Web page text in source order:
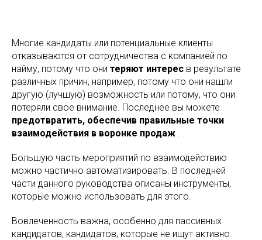
Многие кандидаты или потенциальные клиенты
отказываются от сотрудничества с компанией по
найму, потому что они теряют интерес в результате
различных причин, например, потому что они нашли
другую (лучшую) возможность или потому, что они
потеряли свое внимание. Последнее вы можете
предотвратить, обеспечив правильные точки
взаимодействия в воронке продаж .
Большую часть мероприятий по взаимодействию
можно частично автоматизировать. В последней
части данного руководства описаны инструменты,
которые можно использовать для этого.
Вовлеченность важна, особенно для пассивных
кандидатов, кандидатов, которые не ищут активно